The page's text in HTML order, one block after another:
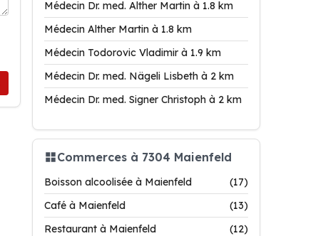
Médecin Dr. med. Alther Martin à 1.8 km
Médecin Alther Martin à 1.8 km
Médecin Todorovic Vladimir à 1.9 km
Médecin Dr. med. Nägeli Lisbeth à 2 km
Médecin Dr. med. Signer Christoph à 2 km
Commerces à 7304 Maienfeld
Boisson alcoolisée à Maienfeld
(17)
Café à Maienfeld
(13)
Restaurant à Maienfeld
(12)